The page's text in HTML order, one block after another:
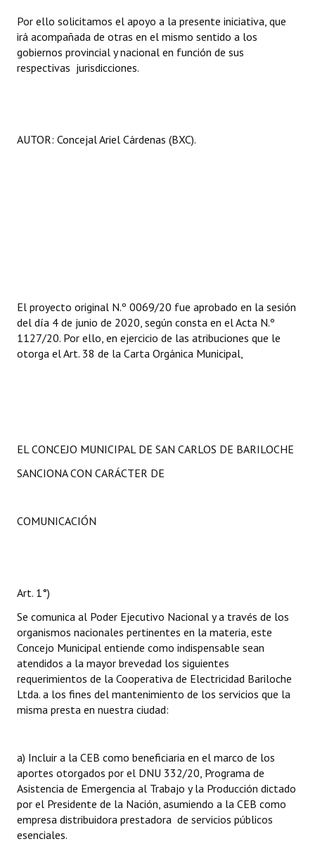
Por ello solicitamos el apoyo a la presente iniciativa, que
irá acompañada de otras en el mismo sentido a los
gobiernos provincial y nacional en función de sus
respectivas jurisdicciones.
AUTOR: Concejal Ariel Cárdenas (BXC).
El proyecto original N.º 0069/20 fue aprobado en la sesión
del día 4 de junio de 2020, según consta en el Acta N.º
1127/20. Por ello, en ejercicio de las atribuciones que le
otorga el Art. 38 de la Carta Orgánica Municipal,
EL CONCEJO MUNICIPAL DE SAN CARLOS DE BARILOCHE
SANCIONA CON CARÁCTER DE
COMUNICACIÓN
Art. 1°)
Se comunica al Poder Ejecutivo Nacional y a través de los
organismos nacionales pertinentes en la materia, este
Concejo Municipal entiende como indispensable sean
atendidos a la mayor brevedad los siguientes
requerimientos de la Cooperativa de Electricidad Bariloche
Ltda. a los fines del mantenimiento de los servicios que la
misma presta en nuestra ciudad:
a) Incluir a la CEB como beneficiaria en el marco de los
aportes otorgados por el DNU 332/20, Programa de
Asistencia de Emergencia al Trabajo y la Producción dictado
por el Presidente de la Nación, asumiendo a la CEB como
empresa distribuidora prestadora de servicios públicos
esenciales.